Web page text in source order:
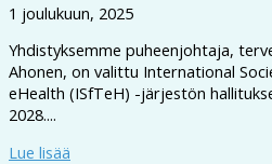
1 joulukuun, 2025
Yhdistyksemme puheenjohtaja,
Ahonen, on valittu International
eHealth (ISfTeH) -järjestön
2028....
Lue lisää